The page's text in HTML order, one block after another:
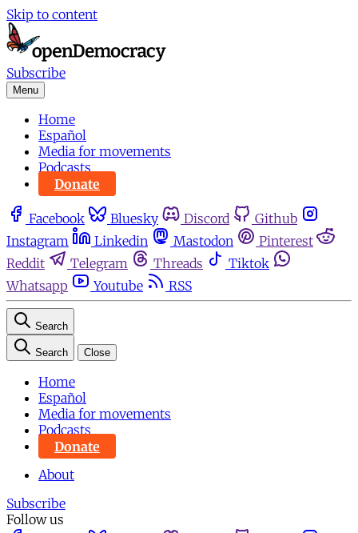
Skip to content
Subscribe
Menu
Home
Español
Media for movements
Podcasts
Donate
Facebook Bluesky Discord
Github
Instagram
Linkedin Mastodon
Pinterest
Reddit
Telegram Threads
Tiktok
Whatsapp
Youtube RSS
Search
Search Close
Home
Español
Media for movements
Podcasts
Donate
About
Subscribe
Follow us